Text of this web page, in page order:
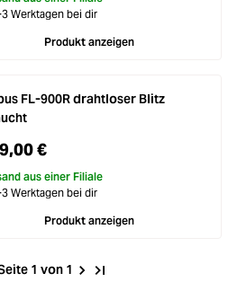
Werktagen bei dir
Produkt anzeigen
FL-900R drahtloser Blitz
€
aus einer Filiale
Werktagen bei dir
Produkt anzeigen
1 von 1